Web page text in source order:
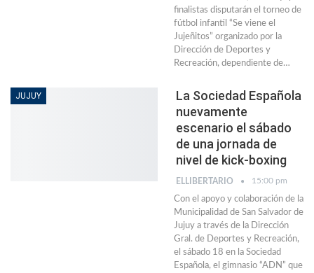
finalistas disputarán el torneo de
fútbol infantil “Se viene el
Jujeñitos” organizado por la
Dirección de Deportes y
Recreación, dependiente de…
JUJUY
La Sociedad Española
nuevamente
escenario el sábado
de una jornada de
nivel de kick-boxing
ELLIBERTARIO 15:00 pm
Con el apoyo y colaboración de la
Municipalidad de San Salvador de
Jujuy a través de la Dirección
Gral. de Deportes y Recreación,
el sábado 18 en la Sociedad
Española, el gimnasio “ADN” que